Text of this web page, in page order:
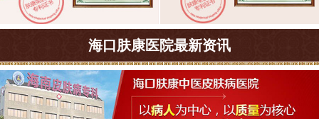
海口肤康医院最新资讯